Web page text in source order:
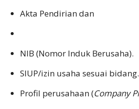
Akta Pendirian dan
NIB (Nomor Induk Berusaha).
SIUP/izin usaha sesuai bidang.
Profil perusahaan (Company